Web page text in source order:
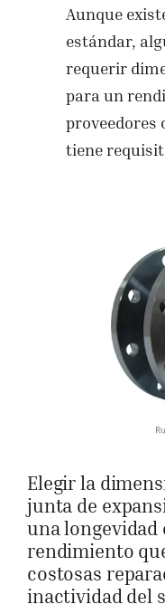
Aunque
estándar,
requerir
para un
proveedores
tiene
Elegir la
junta de
una longevidad
rendimiento
costosas
inactividad del